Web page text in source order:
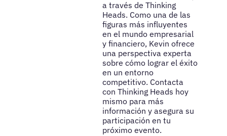
a través de Thinking
Heads. Como una de las
figuras más influyentes
en el mundo empresarial
y financiero, Kevin ofrece
una perspectiva experta
sobre cómo lograr el éxito
en un entorno
competitivo. Contacta
con Thinking Heads hoy
mismo para más
información y asegura su
participación en tu
próximo evento.